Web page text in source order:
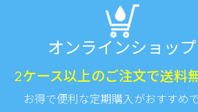
オンラインショップ
2ケース以上のご注文で送料
お得で便利な定期購入がおすすめで